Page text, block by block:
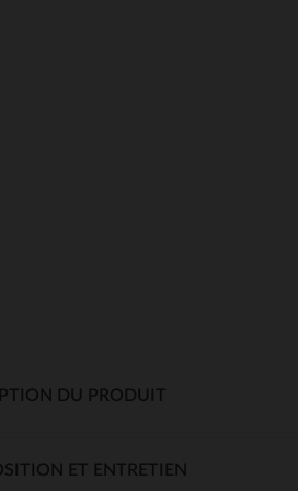
DU PRODUIT
ET ENTRETIEN